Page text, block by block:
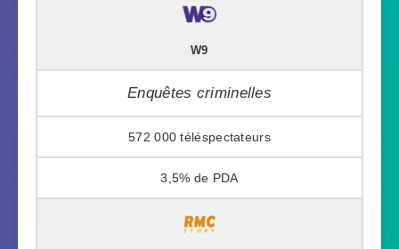
W9
Enquêtes criminelles
572 000
3,5%